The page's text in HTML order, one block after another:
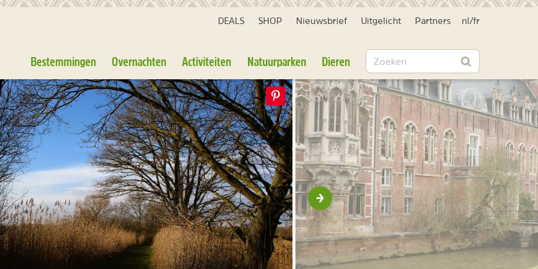
DEALS SHOP Nieuwsbrief Uitgelicht Partners nl /fr
Bestemmingen Overnachten Activiteiten Natuurparken Dieren Zoeken
Zoeken
Volgende